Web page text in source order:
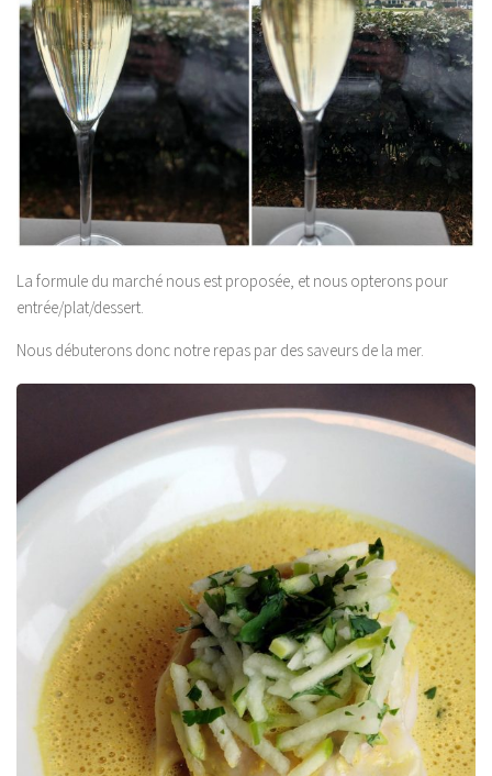
La formule du marché nous est proposée, et nous opterons pour
entrée/plat/dessert.
Nous débuterons donc notre repas par des saveurs de la mer.